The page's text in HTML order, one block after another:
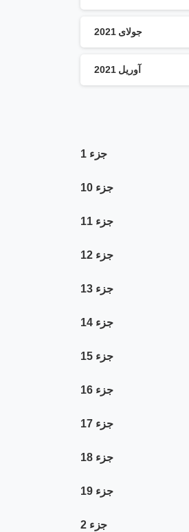
جولای 2021
آوریل 2021
جزء 1
جزء 10
جزء 11
جزء 12
جزء 13
جزء 14
جزء 15
جزء 16
جزء 17
جزء 18
جزء 19
جزء 2